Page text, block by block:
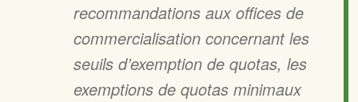
recommandations aux offices de
commercialisation concernant les
seuils d’exemption de quotas, les
exemptions de quotas minimaux